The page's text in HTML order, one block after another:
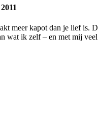
meer kapot dan je lief is.
wat ik zelf – en met mij